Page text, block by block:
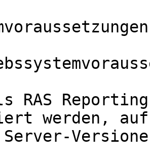
RAS
werden, auf
Server-